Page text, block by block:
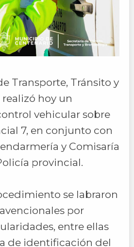
Transporte, Tránsito y
hoy un
vehicular sobre
7, en conjunto con
y Comisaría
provincial.
se labraron
por
entre ellas
de identificación del